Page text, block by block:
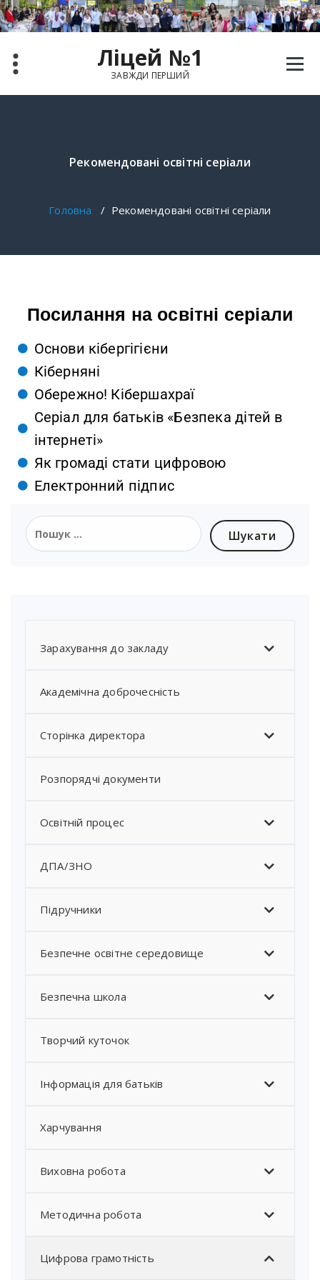
Ліцей №1
ЗАВЖДИ ПЕРШИЙ
Рекомендовані освітні серіали
Головна / Рекомендовані освітні серіали
Посилання на освітні серіали
Основи кібергігієни
Кіберняні
Обережно! Кібершахраї
Серіал для батьків «Безпека дітей в
інтернеті»
Як громаді стати цифровою
Електронний підпис
Зарахування до закладу
Академічна доброчесність
Сторінка директора
Розпорядчі документи
Освітній процес
ДПА/ЗНО
Підручники
Безпечне освітне середовище
Безпечна школа
Творчий куточок
Інформація для батьків
Харчування
Виховна робота
Методична робота
Цифрова грамотність